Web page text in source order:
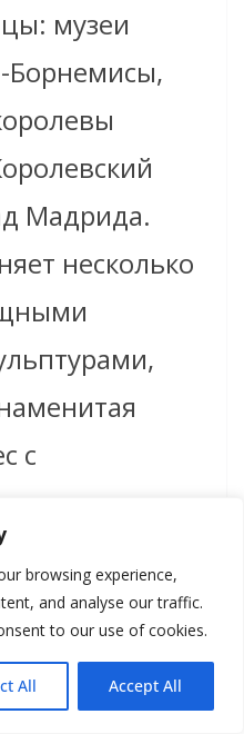
browsing experience,
and analyse our traffic.
to our use of cookies.
All Accept All
музеи
Борнемисы,
Мадрида.
несколько
с
в XVIII
где в
Филиппа IV
балы и